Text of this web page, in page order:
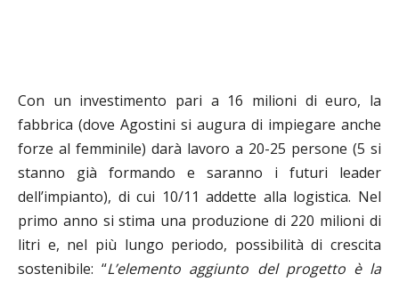
Con un investimento pari a 16 milioni di euro, la
fabbrica (dove Agostini si augura di impiegare anche
forze al femminile) darà lavoro a 20-25 persone (5 si
stanno già formando e saranno i futuri leader
dell’impianto), di cui 10/11 addette alla logistica. Nel
primo anno si stima una produzione di 220 milioni di
litri e, nel più lungo periodo, possibilità di crescita
sostenibile: “L’elemento aggiunto del progetto è la